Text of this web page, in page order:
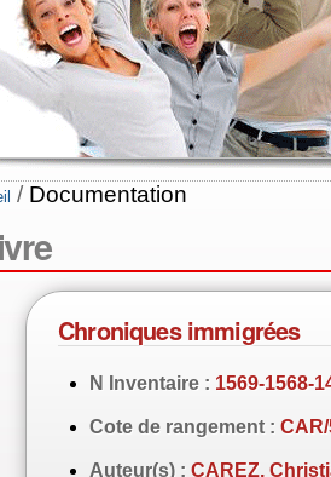
/ Documentation
Chroniques immigrées
N Inventaire : 1569-1568-
Cote de rangement :
Auteur(s) : CAREZ,